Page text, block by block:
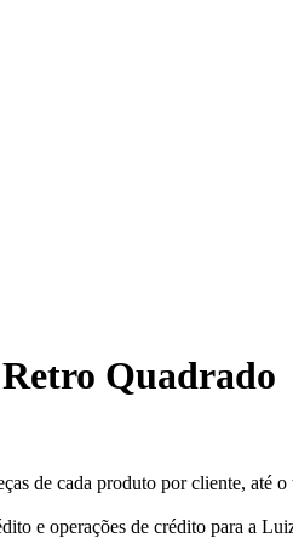
Quadrado
de cada produto por cliente, até o
e operações de crédito para a